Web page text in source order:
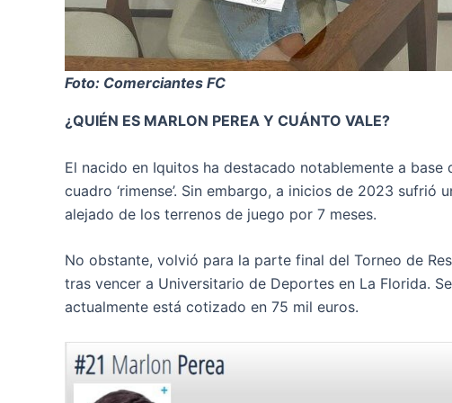
Foto: Comerciantes FC
¿QUIÉN ES MARLON PEREA Y CUÁNTO VALE?
El nacido en Iquitos ha destacado notablemente a
cuadro ‘rimense’. Sin embargo, a inicios de 2023
alejado de los terrenos de juego por 7 meses.
No obstante, volvió para la parte final del Torneo de
tras vencer a Universitario de Deportes en La Florida.
actualmente está cotizado en 75 mil euros.